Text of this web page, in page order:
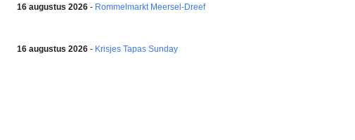
16 augustus 2026- Rommelmarkt Meersel-Dreef
16 augustus 2026- Krisjes Tapas Sunday